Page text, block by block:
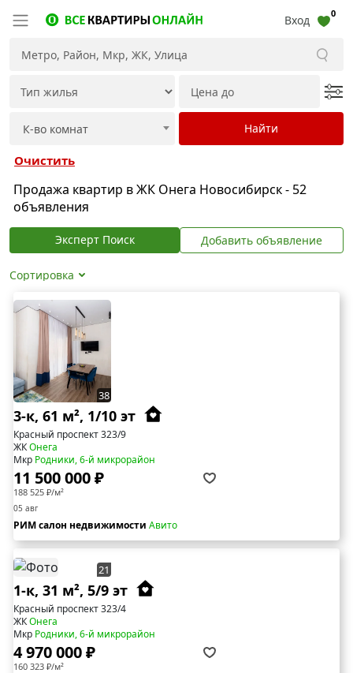
Вход 0
Очистить
Продажа квартир в ЖК Онега Новосибирск - 52
объявления
Эксперт Поиск Добавить объявление
Сортировка
38
3-к, 61 м², 1/10 эт
Красный проспект 323/9
ЖКОнега
Мкр Родники, 6-й микрорайон
11 500 000 ₽
188 525 ₽/м²
05 авг
РИМ салон недвижимости Авито
21
1-к, 31 м², 5/9 эт
Красный проспект 323/4
ЖКОнега
Мкр Родники, 6-й микрорайон
4 970 000 ₽
160 323 ₽/м²